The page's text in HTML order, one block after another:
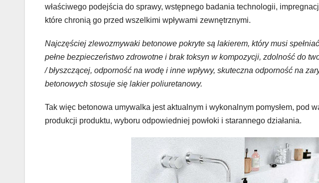
właściwego podejścia do sprawy, wstępnego badania technologii,
które chronią go przed wszelkimi wpływami zewnętrznymi.
Najczęściej zlewozmywaki betonowe pokryte są lakierem, który musi
pełne bezpieczeństwo zdrowotne i brak toksyn w kompozycji, zdolność do
/ błyszczącej, odporność na wodę i inne wpływy, skuteczna odporność na
betonowych stosuje się lakier poliuretanowy.
Tak więc betonowa umywalka jest aktualnym i wykonalnym pomysłem, pod
produkcji produktu, wyboru odpowiedniej powłoki i starannego działania.